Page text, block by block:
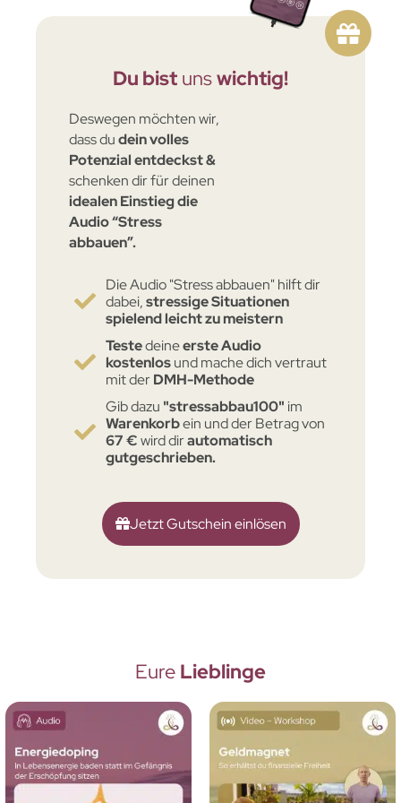
Du bist unswichtig!
Deswegen möchten wir,
dass dudein volles
Potenzialentdeckst&
schenken dir für deinen
idealen Einstiegdie
Audio “Stress
abbauen”.
Die Audio "Stress abbauen" hilft dir
dabei,stressige Situationen
spielend leicht zu meistern
Testedeineerste Audio
kostenlosund mache dich vertraut
mit derDMH-Methode
Gib dazu "stressabbau100" im
Warenkorbein und der Betrag von
67 €wird dirautomatisch
gutgeschrieben.
Jetzt Gutschein einlösen
Eure Lieblinge